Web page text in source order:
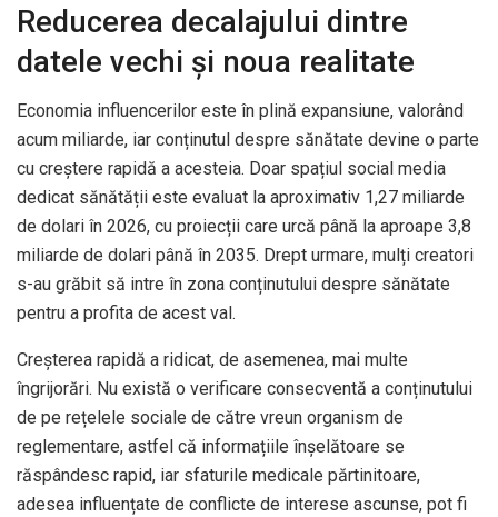
Reducerea decalajului dintre
datele vechi și noua realitate
Economia influencerilor este în plină expansiune, valorând
acum miliarde, iar conținutul despre sănătate devine o parte
cu creștere rapidă a acesteia. Doar spațiul social media
dedicat sănătății este evaluat la aproximativ 1,27 miliarde
de dolari în 2026, cu proiecții care urcă până la aproape 3,8
miliarde de dolari până în 2035. Drept urmare, mulți creatori
s-au grăbit să intre în zona conținutului despre sănătate
pentru a profita de acest val.
Creșterea rapidă a ridicat, de asemenea, mai multe
îngrijorări. Nu există o verificare consecventă a conținutului
de pe rețelele sociale de către vreun organism de
reglementare, astfel că informațiile înșelătoare se
răspândesc rapid, iar sfaturile medicale părtinitoare,
adesea influențate de conflicte de interese ascunse, pot fi